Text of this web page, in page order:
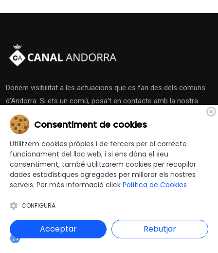
Donem visibilitat a les actuacions que es fan des dels comuns
d'Andorra. Si ets un comú, posa't en contacte amb la nostra
redacció i activa la teva Sala de Premsa.
Altres Canals
canalajuntament.cat
Andorra
Consentiment de cookies
Utilitzem cookies pròpies i de tercers per al correcte
funcionament del lloc web, i si ens dóna el seu
consentiment, també utilitzarem cookies per recopilar
dades estadístiques agregades per millorar els nostres
serveis. Per més informació click Política de Cookies
CONFIGURA
Acceptar Rebutjar